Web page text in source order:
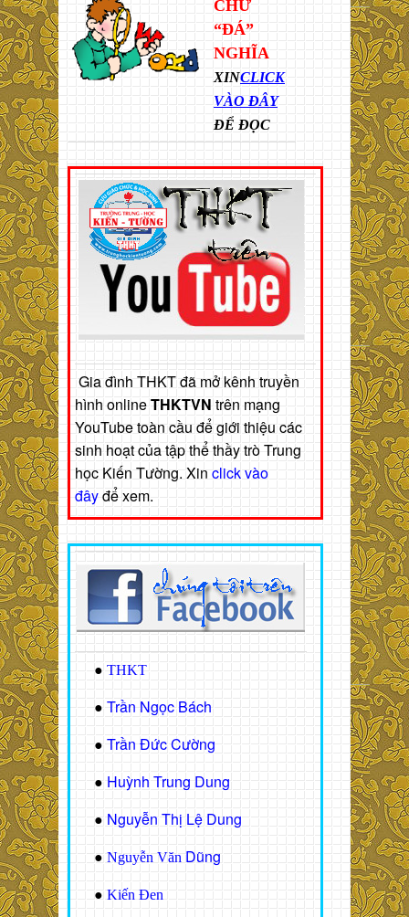
CHỮ
“ĐÁ”
NGHĨA
XINCLICK
VÀO ĐÂY
ĐỂ ĐỌC
Gia đình THKT đã mở kênh truyền
hình onlineTHKTVN trên mạng
YouTube toàn cầu để giới thiệu các
sinh hoạt của tập thể thầy trò Trung
học Kiến Tường. Xin click vào
đâyđể xem.
● THKT
● Trần Ngọc Bách
● Trần Đức Cường
● Huỳnh Trung Dung
● Nguyễn Thị Lệ Dung
● Nguyễn Văn Dũng
● Kiến Đen